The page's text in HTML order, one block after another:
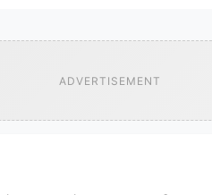
ADVERTISEMENT